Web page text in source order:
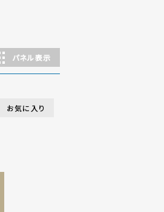
パネル表示
お気に入り